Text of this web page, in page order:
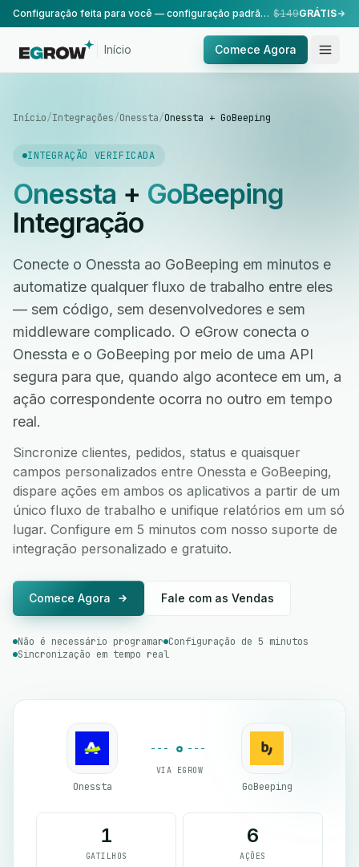
Configuração feita para você — configuração padrão, realizada pela nossa equipe. $149GRÁTIS
Início Comece Agora
Início/Integrações/Onessta/Onessta + GoBeeping
INTEGRAÇÃO VERIFICADA
Onessta + GoBeeping
Integração
Conecte o Onessta ao GoBeeping em minutos e
automatize qualquer fluxo de trabalho entre eles
— sem código, sem desenvolvedores e sem
middleware complicado. O eGrow conecta o
Onessta e o GoBeeping por meio de uma API
segura para que, quando algo acontece em um, a
ação correspondente ocorra no outro em tempo
real.
Sincronize clientes, pedidos, status e quaisquer
campos personalizados entre Onessta e GoBeeping,
dispare ações em ambos os aplicativos a partir de um
único fluxo de trabalho e unifique relatórios em um só
lugar. Configure em 5 minutos com nosso suporte de
integração personalizado e gratuito.
Comece Agora Fale com as Vendas
Não é necessário programar Configuração de 5 minutos
Sincronização em tempo real
Onessta
VIA EGROW
GoBeeping
1
GATILHOS
6
AÇÕES